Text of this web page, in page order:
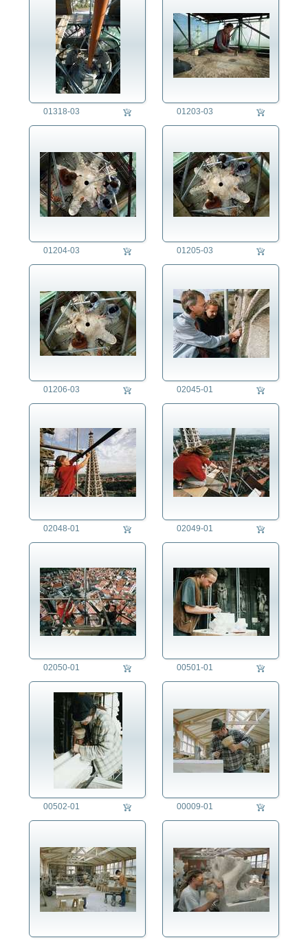
01318-03 01203-03
01204-03 01205-03
01206-03 02045-01
02048-01 02049-01
02050-01 00501-01
00502-01 00009-01